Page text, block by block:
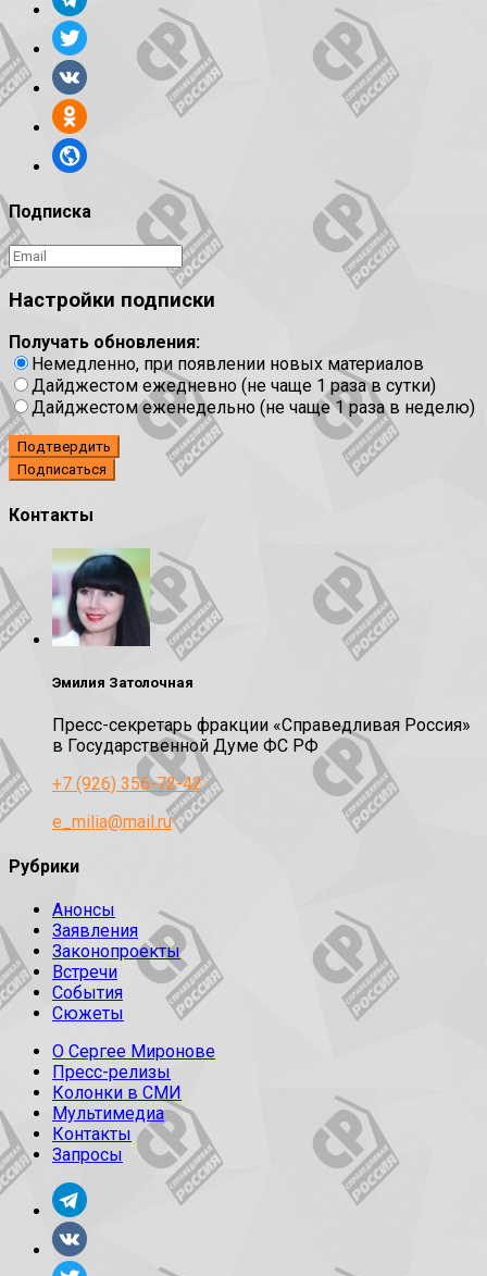
Подписка
Настройки подписки
Получать обновления:
Немедленно, при появлении новых материалов
Дайджестом ежедневно (не чаще 1 раза в сутки)
Дайджестом еженедельно (не чаще 1 раза в неделю)
Подтвердить
Контакты
Эмилия Затолочная
Пресс-секретарь фракции «Справедливая Россия»
в Государственной Думе ФС РФ
+7 (926) 356-72-42
e_milia@mail.ru
Рубрики
Анонсы
Заявления
Законопроекты
Встречи
События
Сюжеты
О Сергее Миронове
Пресс-релизы
Колонки в СМИ
Мультимедиа
Контакты
Запросы